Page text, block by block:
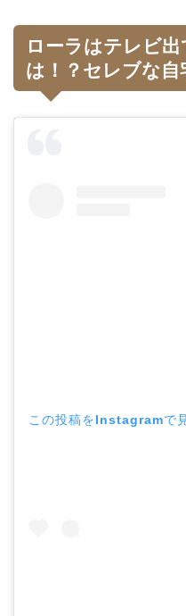
ローラはテレビ
は！？セレブな自
この投稿をInstagramで